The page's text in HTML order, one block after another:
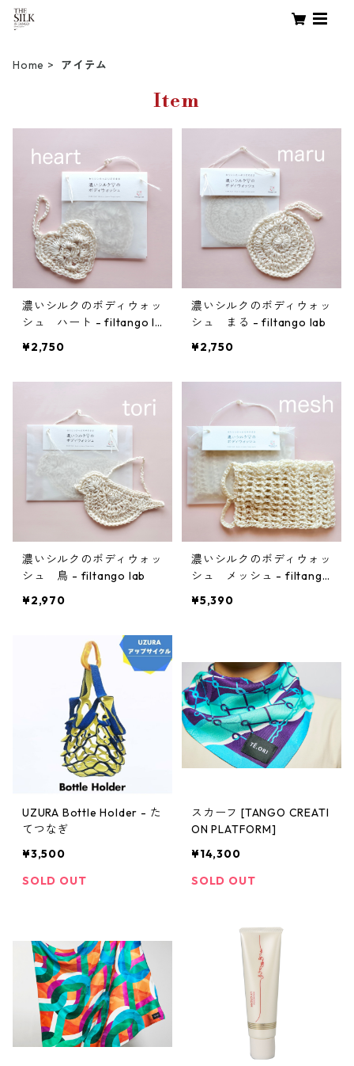
Home アイテム
Item
濃いシルクのボディウォッ
シュ ハート - filtango la
¥2,750
濃いシルクのボディウォッ
シュ まる - filtango lab
¥2,750
濃いシルクのボディウォッ
シュ 鳥 - filtango lab
¥2,970
濃いシルクのボディウォッ
シュ メッシュ - filtango
¥5,390
UZURA Bottle Holder - た
てつなぎ
¥3,500
SOLD OUT
スカーフ [TANGO CREATI
ON PLATFORM]
¥14,300
SOLD OUT